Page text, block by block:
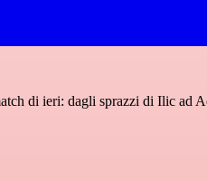
di ieri: dagli sprazzi di Ilic ad